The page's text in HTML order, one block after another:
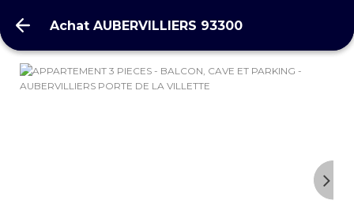
Achat AUBERVILLIERS 93300
Achat AUBERVILLIERS 93300